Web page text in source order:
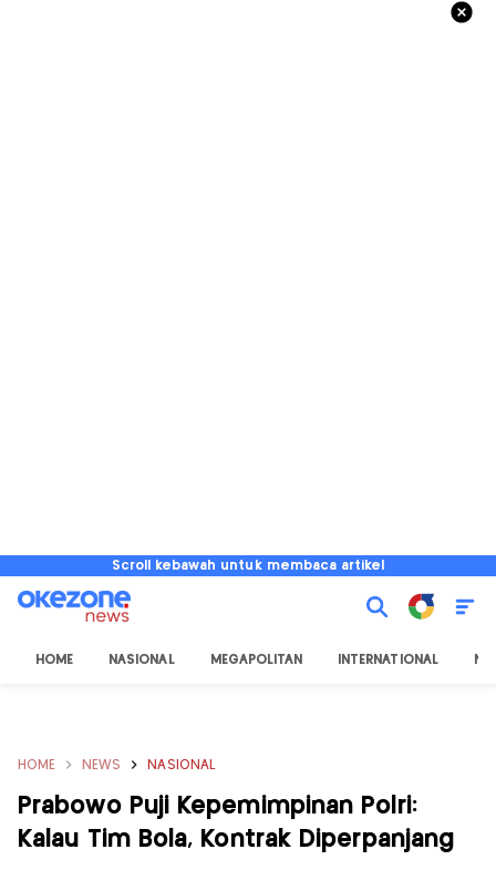
Scroll kebawah untuk membaca artikel
HOME NASIONAL MEGAPOLITAN INTERNATIONAL
HOME NEWS NASIONAL
Prabowo Puji Kepemimpinan Polri:
Kalau Tim Bola, Kontrak Diperpanjang